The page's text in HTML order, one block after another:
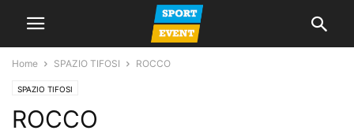
Home SPAZIO TIFOSI ROCCO
SPAZIO TIFOSI
ROCCO